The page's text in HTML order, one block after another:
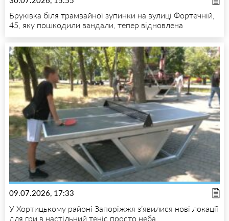
Бруківка біля трамвайної зупинки на вулиці Фортечній,
45, яку пошкодили вандали, тепер відновлена
09.07.2026, 17:33
У Хортицькому районі Запоріжжя з’явилися нові локації
для гри в настільний теніс просто неба